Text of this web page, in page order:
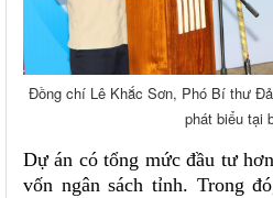
Đồng chí Lê Khắc Sơn, Phó Bí thư
phát biểu tại
Dự án có tổng mức đầu tư
vốn ngân sách tỉnh. Trong